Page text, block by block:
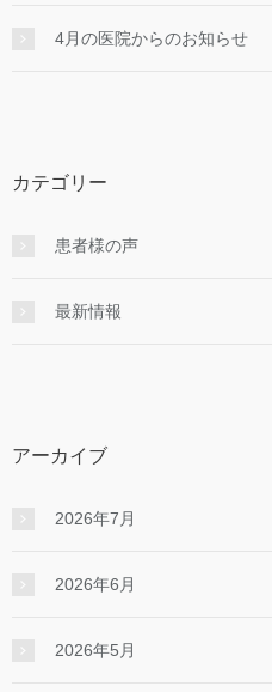
4月の医院からのお知らせ
カテゴリー
患者様の声
最新情報
アーカイブ
2026年7月
2026年6月
2026年5月